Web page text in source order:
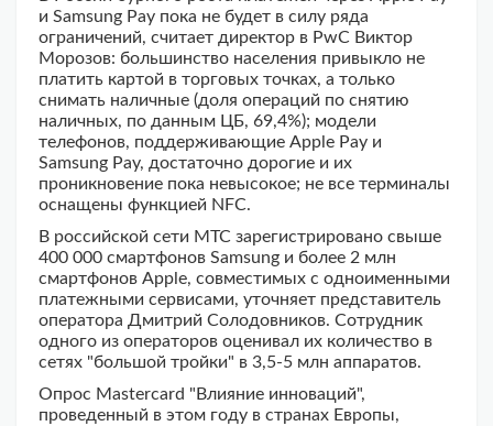
и Samsung Pay пока не будет в силу ряда
ограничений, считает директор в PwC Виктор
Морозов: большинство населения привыкло не
платить картой в торговых точках, а только
снимать наличные (доля операций по снятию
наличных, по данным ЦБ, 69,4%); модели
телефонов, поддерживающие Apple Pay и
Samsung Pay, достаточно дорогие и их
проникновение пока невысокое; не все терминалы
оснащены функцией NFC.
В российской сети МТС зарегистрировано свыше
400 000 смартфонов Samsung и более 2 млн
смартфонов Apple, совместимых с одноименными
платежными сервисами, уточняет представитель
оператора Дмитрий Солодовников. Сотрудник
одного из операторов оценивал их количество в
сетях "большой тройки" в 3,5-5 млн аппаратов.
Опрос Mastercard "Влияние инноваций",
проведенный в этом году в странах Европы,